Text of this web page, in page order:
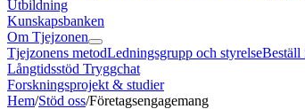
Utbildning
Kunskapsbanken
Om Tjejzonen
Tjejzonens metodLedningsgrupp och styrelseBeställ
Långtidsstöd Tryggchat
Forskningsprojekt & studier
Hem/Stöd oss/Företagsengagemang